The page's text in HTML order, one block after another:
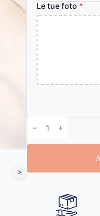
>
Le tue foto *
Anello
con
Foto